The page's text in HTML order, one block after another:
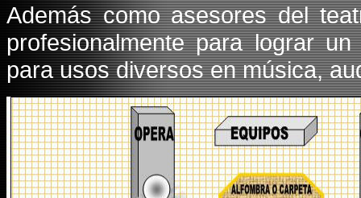
Además como asesores del
profesionalmente para lograr
para usos diversos en música,